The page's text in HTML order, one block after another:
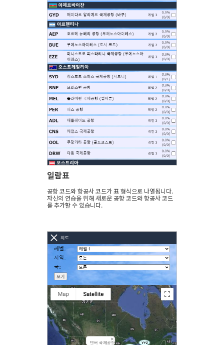
일람표
공항 코드와 항공사 코드가 표 형식으로 나열됩니다.
자신의 연습을 위해 새로운 공항 코드와 항공사 코드
를 추가할 수 있습니다.